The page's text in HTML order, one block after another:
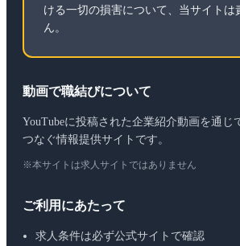
ける一切の損害について、当サイトは
ん。
動画で職結びについて
YouTubeに投稿された企業紹介動画を通じ
つなぐ情報提供サイトです。
※本サイトは求人サイトではありません
ご利用にあたって
求人条件は必ず公式サイトで確認